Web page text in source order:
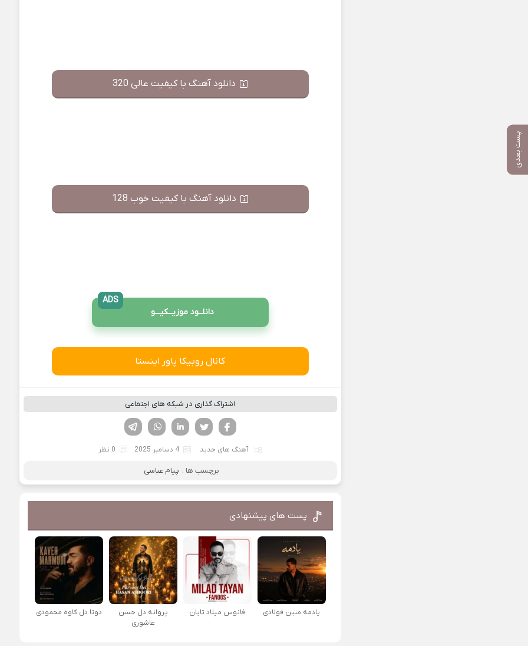
پست بعدی
دانلود آهنگ با کیفیت عالی 320
دانلود آهنگ با کیفیت خوب 128
دانلــود موزیــکیـــو
ADS
کانال روبیکا پاور اینستا
اشتراک گذاری در شبکه های اجتماعی
لینکدین تویتر
فیسوک
آهنگ های جدید 4 دسامبر 2025 0 نظر
برچسب ها : پیام عباسی
پست های پیشنهادی
یادمه متین فولادی فانوس میلاد تایان
پروانه دل حسن
عاشوری
دوتا دل کاوه محمودی